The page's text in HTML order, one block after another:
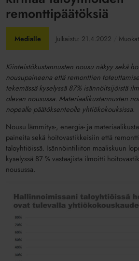
remonttipäätöksiä
Medialle Julkaistu: 21.4.2022
Kiinteistökustannusten nousu näkyy sekä
nousupaineena että remonttien
tekemässä kyselyssä 87% isännöitsijöistä
olevan nousussa. Materiaalikustannusten
nopealle päätöksenteolle yhtiökokouksissa.
Nousu lämmitys-, energia- ja
paineita sekä hoitovastikkeisiin että
taloyhtiöissä. Isännöintiliiton maaliskuun
kyselyssä 87 % vastaajista ilmoitti
nousussa.